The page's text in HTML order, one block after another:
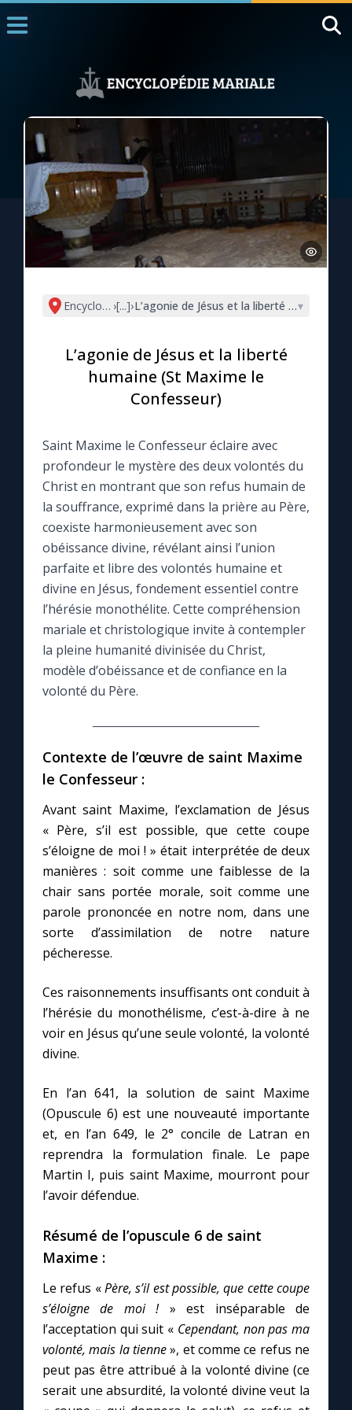
1000 Raisons de Croire
L'actualité de la semaine
La chaîne Youtube
La newsletter
La vidéo de la semaine
Le site internet
Questions-réponses
Prier au quotidien
Avec Thérèse de Lisieux
L'Évangile chaque jour
Marie qui défait les nœuds
Mes intentions de prière
Une Minute avec Marie
Une neuvaine
À la une
1000 Raisons de Croire
Chapelet pour le monde
Contact
Faire un don
Marie de Nazareth
Encyclopédie mariale
›[...]›L’agonie de Jésus et la liberté humaine
▾
L’agonie de Jésus et la liberté
humaine (St Maxime le
Confesseur)
Saint Maxime le Confesseur éclaire avec
profondeur le mystère des deux volontés du
Christ en montrant que son refus humain de
la souffrance, exprimé dans la prière au Père,
coexiste harmonieusement avec son
obéissance divine, révélant ainsi l’union
parfaite et libre des volontés humaine et
divine en Jésus, fondement essentiel contre
l’hérésie monothélite. Cette compréhension
mariale et christologique invite à contempler
la pleine humanité divinisée du Christ,
modèle d’obéissance et de confiance en la
volonté du Père.
Contexte de l’œuvre de saint Maxime
le Confesseur :
Avant saint Maxime, l’exclamation de Jésus
« Père, s’il est possible, que cette coupe
s’éloigne de moi ! » était interprétée de deux
manières : soit comme une faiblesse de la
chair sans portée morale, soit comme une
parole prononcée en notre nom, dans une
sorte d’assimilation de notre nature
pécheresse.
Ces raisonnements insuffisants ont conduit à
l’hérésie du monothélisme, c’est-à-dire à ne
voir en Jésus qu’une seule volonté, la volonté
divine.
En l’an 641, la solution de saint Maxime
(Opuscule 6) est une nouveauté importante
et, en l’an 649, le 2° concile de Latran en
reprendra la formulation finale. Le pape
Martin I, puis saint Maxime, mourront pour
l’avoir défendue.
Résumé de l’opuscule 6 de saint
Maxime :
Le refus «Père, s’il est possible, que cette coupe
s’éloigne de moi !» est inséparable de
l’acceptation qui suit « Cependant, non pas ma
volonté, mais la tienne», et comme ce refus ne
peut pas être attribué à la volonté divine (ce
serait une absurdité, la volonté divine veut la